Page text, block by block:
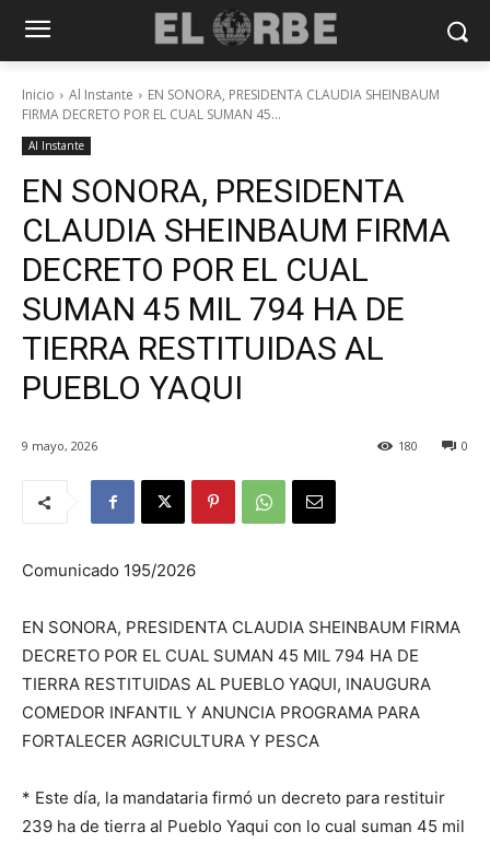
Inicio Al Instante
EN SONORA, PRESIDENTA CLAUDIA SHEINBAUM
FIRMA DECRETO POR EL CUAL SUMAN 45...
Al Instante
EN SONORA, PRESIDENTA
CLAUDIA SHEINBAUM FIRMA
DECRETO POR EL CUAL
SUMAN 45 MIL 794 HA DE
TIERRA RESTITUIDAS AL
PUEBLO YAQUI
9 mayo, 2026 0
180
Comunicado 195/2026
EN SONORA, PRESIDENTA CLAUDIA SHEINBAUM FIRMA
DECRETO POR EL CUAL SUMAN 45 MIL 794 HA DE
TIERRA RESTITUIDAS AL PUEBLO YAQUI, INAUGURA
COMEDOR INFANTIL Y ANUNCIA PROGRAMA PARA
FORTALECER AGRICULTURA Y PESCA
* Este día, la mandataria firmó un decreto para restituir
239 ha de tierra al Pueblo Yaqui con lo cual suman 45 mil